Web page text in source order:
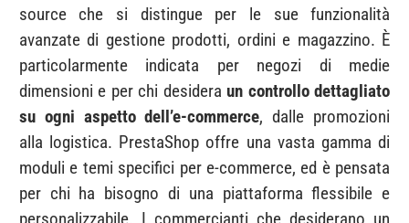
source che si distingue per le sue funzionalità
avanzate di gestione prodotti, ordini e magazzino. È
particolarmente indicata per negozi di medie
dimensioni e per chi desidera un controllo dettagliato
su ogni aspetto dell’e-commerce, dalle promozioni
alla logistica. PrestaShop offre una vasta gamma di
moduli e temi specifici per e-commerce, ed è pensata
per chi ha bisogno di una piattaforma flessibile e
personalizzabile. I commercianti che desiderano un